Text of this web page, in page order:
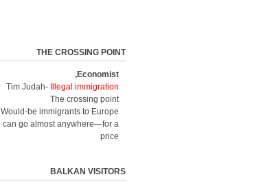
THE CROSSING POINT
Economist,
Tim Judah-
Illegal immigration
The crossing point
Would-be immigrants to Europe
can go almost anywhere—for a
price
BALKAN VISITORS